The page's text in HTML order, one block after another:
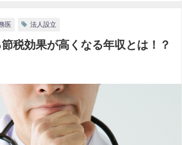
医 法人設立
税効果が高くなる年収とは！？